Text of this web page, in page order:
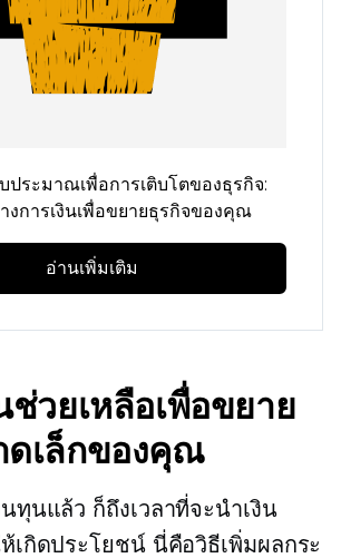
ประมาณเพื่อการเติบโตของธุรกิจ:
งการเงินเพื่อขยายธุรกิจของคุณ
อ่านเพิ่มเติม
ช่วยเหลือเพื่อขยาย
ดเล็กของคุณ
ทุนแล้ว ก็ถึงเวลาที่จะนำเงิน
เกิดประโยชน์ นี่คือวิธีเพิ่มผลกระ